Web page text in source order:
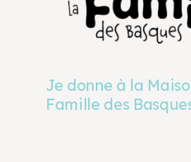
Je donne à la
Famille des